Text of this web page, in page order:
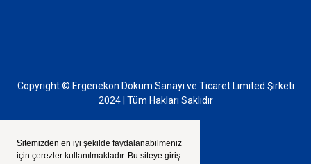
Sitemizden en iyi şekilde faydalanabilmeniz
için çerezler kullanılmaktadır. Bu siteye giriş
Copyright © Ergenekon Döküm Sanayi ve Ticaret Limited Şirketi
2024 | Tüm Hakları Saklıdır
LinkedIn